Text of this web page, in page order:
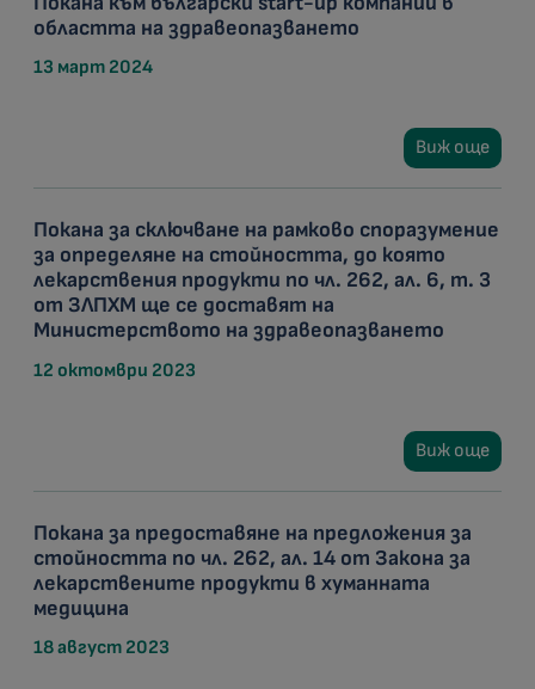
областта на здравеопазването
13 март 2024
Виж още
Покана за сключване на рамковo споразумениe
за определяне на стойността, до която
лекарствения продукти по чл. 262, ал. 6, т. 3
от ЗЛПХМ ще се доставят на
Министерството на здравеопазването
12 октомври 2023
Виж още
Покана за предоставяне на предложения за
стойността по чл. 262, ал. 14 от Закона за
лекарствените продукти в хуманната
медицина
18 август 2023